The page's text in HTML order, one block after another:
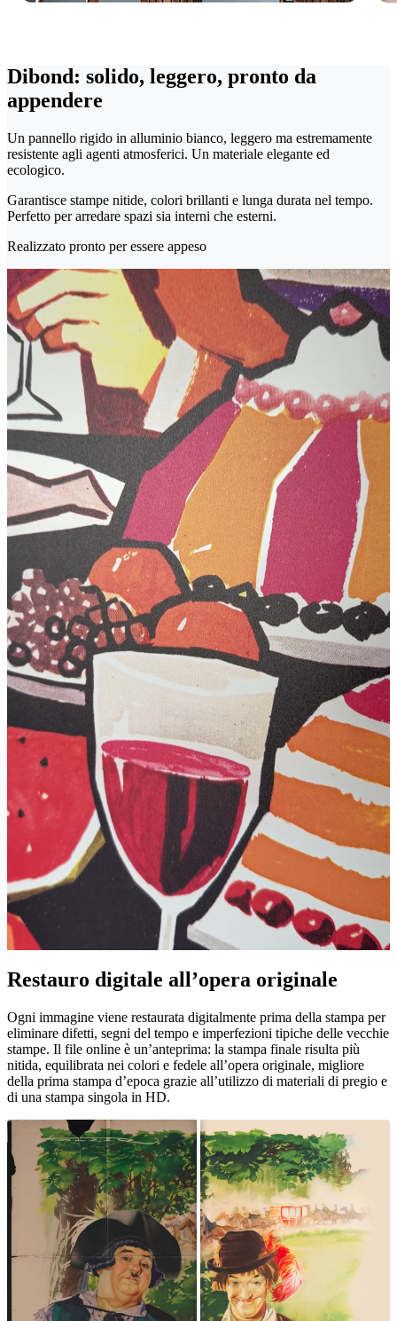
Dibond: solido, leggero, pronto da
appendere
Un pannello rigido in alluminio bianco, leggero ma estremamente
resistente agli agenti atmosferici. Un materiale elegante ed
ecologico.
Garantisce stampe nitide, colori brillanti e lunga durata nel tempo.
Perfetto per arredare spazi sia interni che esterni.
Realizzato pronto per essere appeso
Restauro digitale all’opera originale
Ogni immagine viene restaurata digitalmente prima della stampa per
eliminare difetti, segni del tempo e imperfezioni tipiche delle vecchie
stampe. Il file online è un’anteprima: la stampa finale risulta più
nitida, equilibrata nei colori e fedele all’opera originale, migliore
della prima stampa d’epoca grazie all’utilizzo di materiali di pregio e
di una stampa singola in HD.